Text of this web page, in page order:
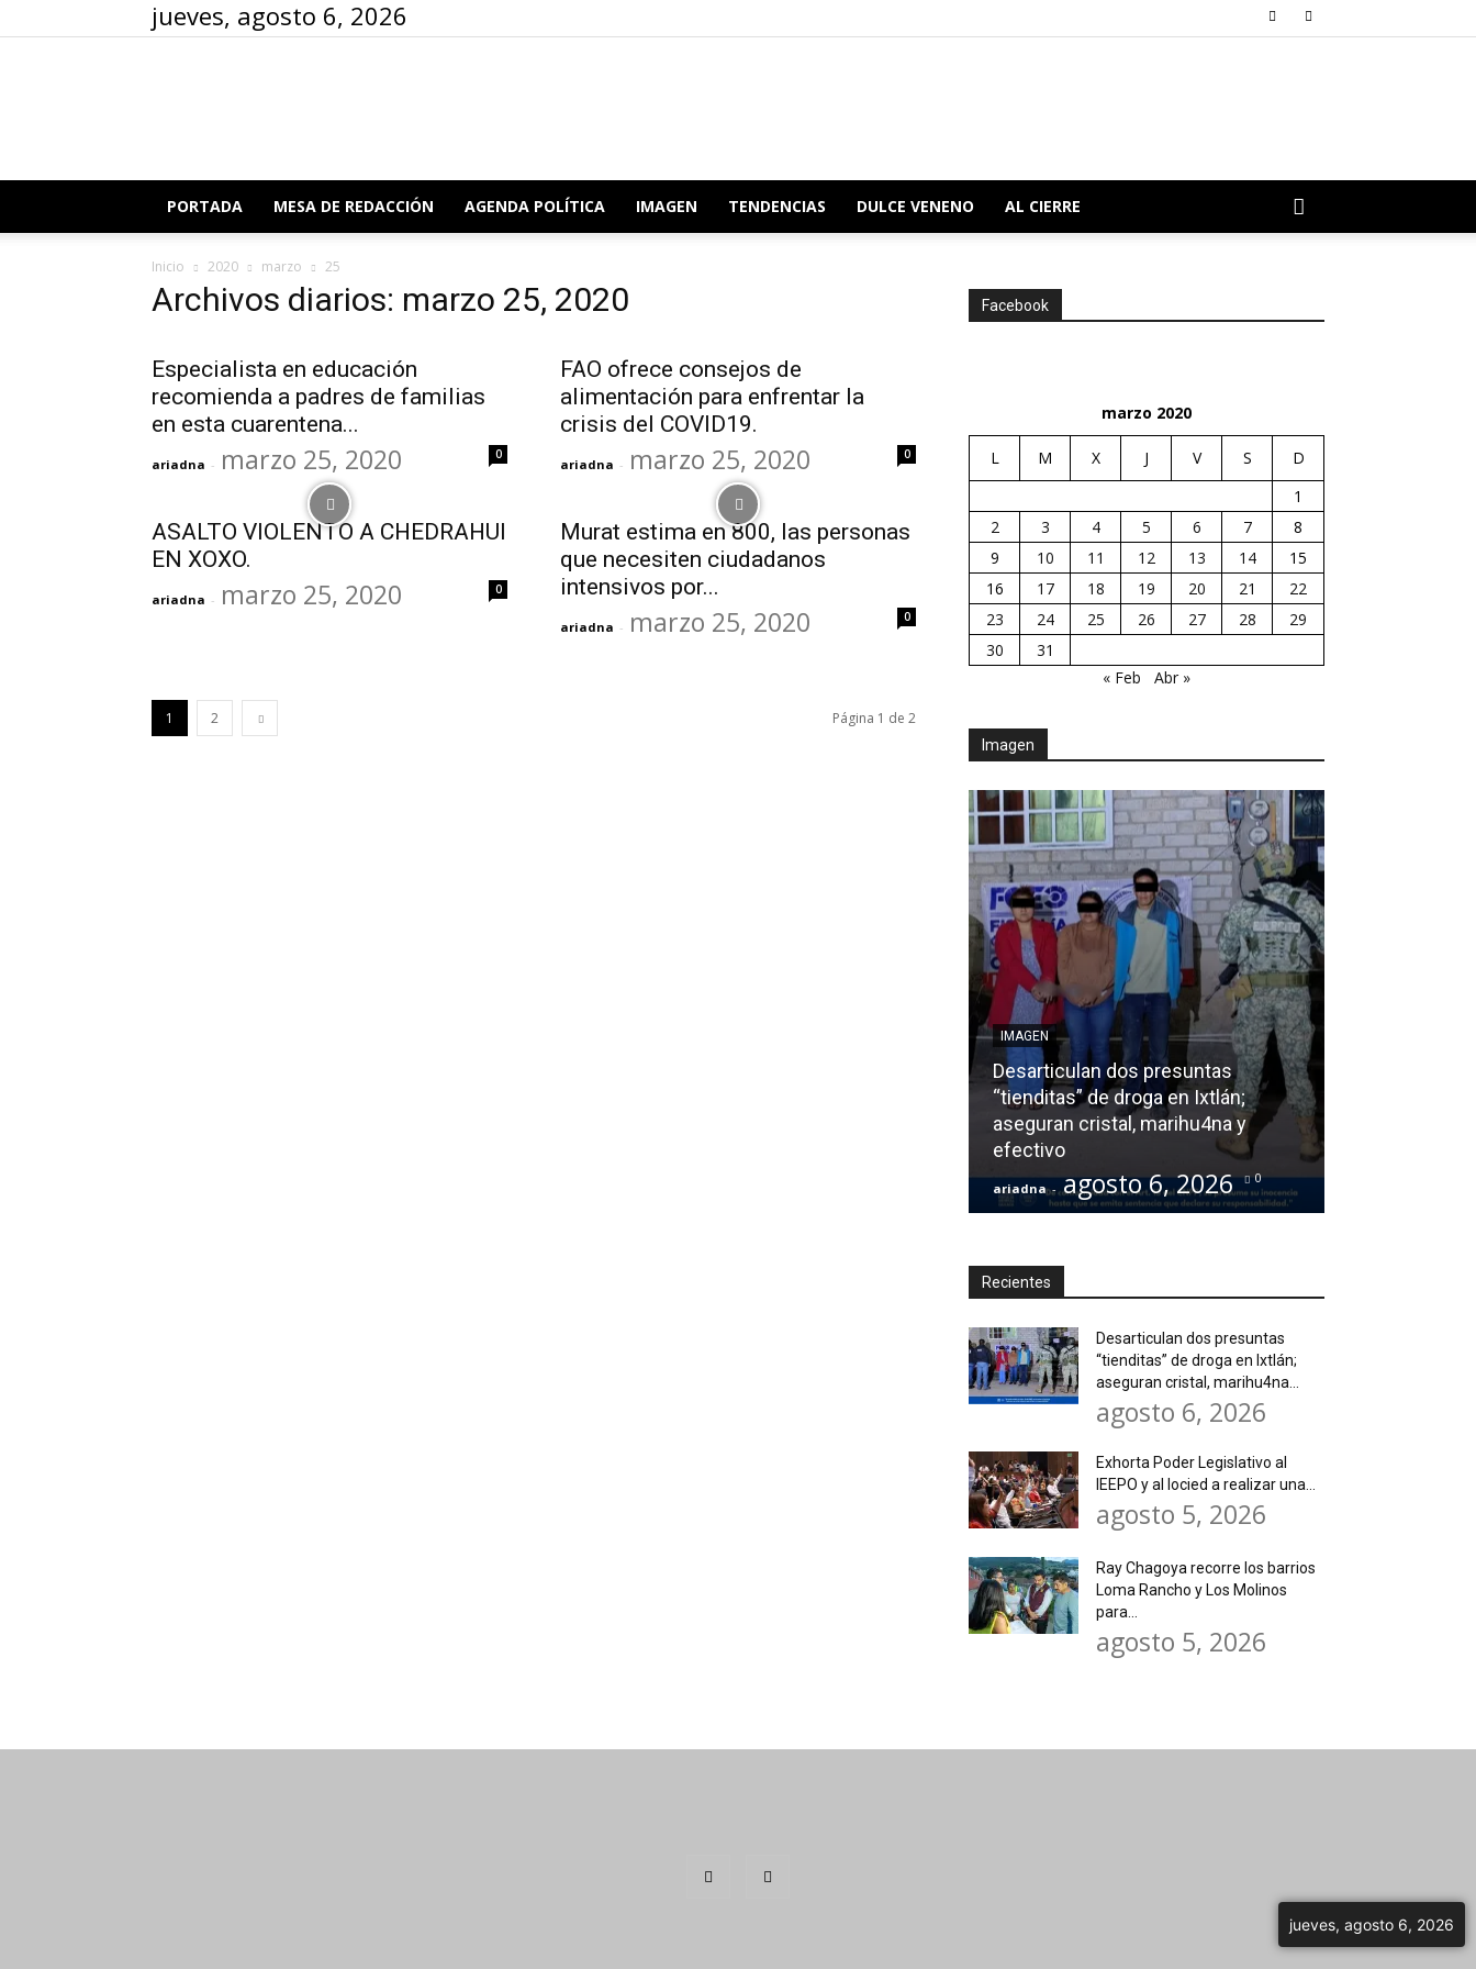
jueves, agosto 6, 2026
Redacción
PORTADA MESA DE REDACCIÓN AGENDA POLÍTICA IMAGEN TENDENCIAS DULCE VENENO AL CIERRE
Inicio 2020 marzo 25
Archivos diarios: marzo 25, 2020
Especialista en educación
recomienda a padres de familias
en esta cuarentena...
ariadna - marzo 25, 2020 0
FAO ofrece consejos de
alimentación para enfrentar la
crisis del COVID19.
ariadna - marzo 25, 2020 0
ASALTO VIOLENTO A CHEDRAHUI
EN XOXO.
ariadna - marzo 25, 2020 0
Murat estima en 800, las personas
que necesiten ciudadanos
intensivos por...
ariadna - marzo 25, 2020 0
1 2 Página 1 de 2
Facebook
marzo 2020
L M X J V S
D
1
2
3 4 5 6 7
8
9
10 11 12 13 14
15
16
17 18 19 20 21
22
23
24 25 26 27 28
29
30
31
« Feb
Abr »
Imagen
IMAGEN
Desarticulan dos presuntas
“tienditas” de droga en Ixtlán;
aseguran cristal, marihu4na y
efectivo
ariadna - agosto 6, 2026 0
Recientes
Desarticulan dos presuntas
“tienditas” de droga en Ixtlán;
aseguran cristal, marihu4na...
agosto 6, 2026
Exhorta Poder Legislativo al
IEEPO y al Iocied a realizar una...
agosto 5, 2026
Ray Chagoya recorre los barrios
Loma Rancho y Los Molinos
para...
agosto 5, 2026
jueves, agosto 6, 2026